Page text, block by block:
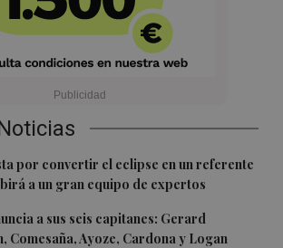
por convertir el eclipse en un referente
a un gran equipo de expertos
a sus seis capitanes: Gerard
Comesaña, Ayoze, Cardona y Logan